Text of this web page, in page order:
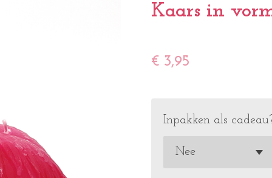
Kaars in
€ 3,95
Inpakken als